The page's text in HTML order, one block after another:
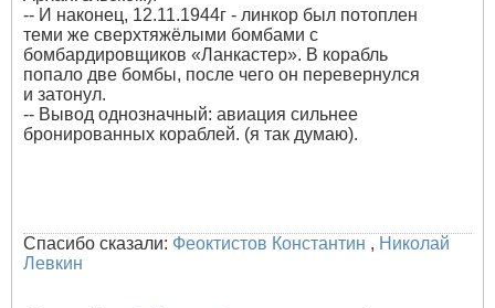
-- И наконец, 12.11.1944г - линкор был потоплен
теми же сверхтяжёлыми бомбами с
бомбардировщиков «Ланкастер». В корабль
попало две бомбы, после чего он перевернулся
и затонул.
-- Вывод однозначный: авиация сильнее
бронированных кораблей. (я так думаю).
Спасибо сказали: Феоктистов Константин , Николай
Левкин